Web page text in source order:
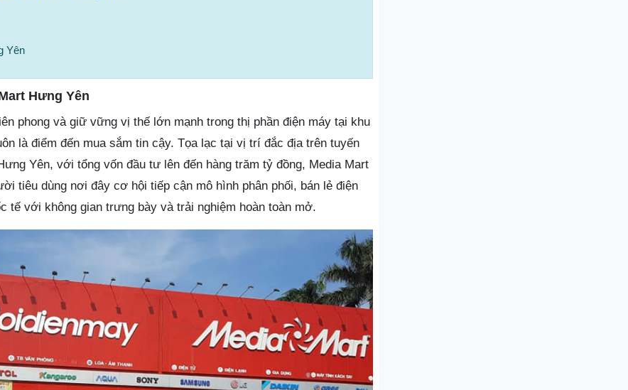
Yên
Hưng Yên
phong và giữ vững vị thế lớn mạnh trong thị phần điện máy tại khu
là điểm đến mua sắm tin cậy. Tọa lạc tại vị trí đắc địa trên tuyến
Yên, với tổng vốn đầu tư lên đến hàng trăm tỷ đồng, Media Mart
tiêu dùng nơi đây cơ hội tiếp cận mô hình phân phối, bán lẻ điện
tế với không gian trưng bày và trải nghiệm hoàn toàn mở.